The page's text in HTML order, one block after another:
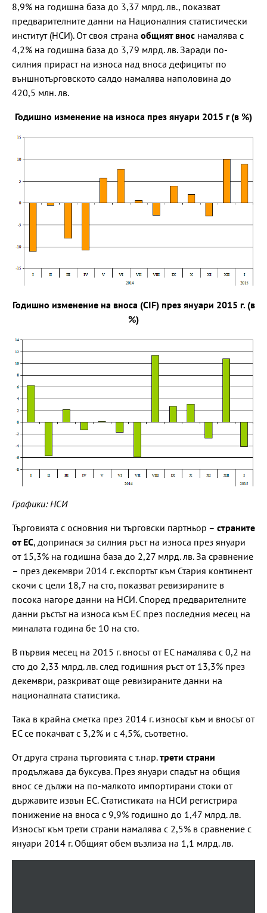
8,9% на годишна база до 3,37 млрд. лв., показват
предварителните данни на Националния статистически
институт (НСИ). От своя страна общият внос намалява с
4,2% на годишна база до 3,79 млрд. лв. Заради по-
силния прираст на износа над вноса дефицитът по
външнотърговското салдо намалява наполовина до
420,5 млн. лв.
Годишно изменение на износа през януари 2015 г (в %)
Годишно изменение на вноса (CIF) през януари 2015 г. (в
%)
Графики: НСИ
Търговията с основния ни търговски партньор – страните
от ЕС, допринася за силния ръст на износа през януари
от 15,3% на годишна база до 2,27 млрд. лв. За сравнение
– през декември 2014 г. експортът към Стария континент
скочи с цели 18,7 на сто, показват ревизираните в
посока нагоре данни на НСИ. Според предварителните
данни ръстът на износа към ЕС през последния месец на
миналата година бе 10 на сто.
В първия месец на 2015 г. вносът от ЕС намалява с 0,2 на
сто до 2,33 млрд. лв. след годишния ръст от 13,3% през
декември, разкриват още ревизираните данни на
националната статистика.
Така в крайна сметка през 2014 г. износът към и вносът от
ЕС се покачват с 3,2% и с 4,5%, съответно.
От друга страна търговията с т.нар.трети страни
продължава да буксува. През януари спадът на общия
внос се дължи на по-малкото импортирани стоки от
държавите извън ЕС. Статистиката на НСИ регистрира
понижение на вноса с 9,9% годишно до 1,47 млрд. лв.
Износът към трети страни намалява с 2,5% в сравнение с
януари 2014 г. Общият обем възлиза на 1,1 млрд. лв.